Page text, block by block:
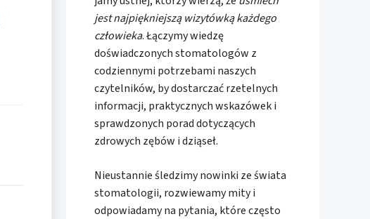
jest najpiękniejszą wizytówką każdego
człowieka. Łączymy wiedzę
doświadczonych stomatologów z
codziennymi potrzebami naszych
czytelników, by dostarczać rzetelnych
informacji, praktycznych wskazówek i
sprawdzonych porad dotyczących
zdrowych zębów i dziąseł.
Nieustannie śledzimy nowinki ze świata
stomatologii, rozwiewamy mity i
odpowiadamy na pytania, które często